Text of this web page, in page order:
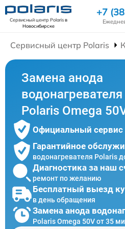
Сервисный центр Polarisв
Новосибирске
+7
Сервисный центр Polaris
Замена анода
водонагревателя
Polaris Omega
Официальный сервис
Гарантийное
водонагревателя Polaris
Диагностика за наш
ремонт по желанию
Бесплатный выезд
в день обращения
Замена анода
Polaris Omega 50V от 35